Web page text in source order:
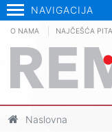
NAVIGACIJA
O NAMA NAJČEŠĆA
Naslovna